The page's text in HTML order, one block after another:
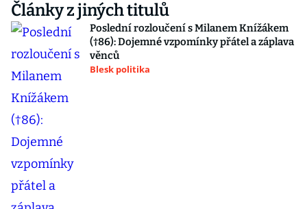
Články z jiných titulů
Poslední rozloučení s Milanem Knížákem
(†86): Dojemné vzpomínky přátel a záplava
věnců
Blesk politika